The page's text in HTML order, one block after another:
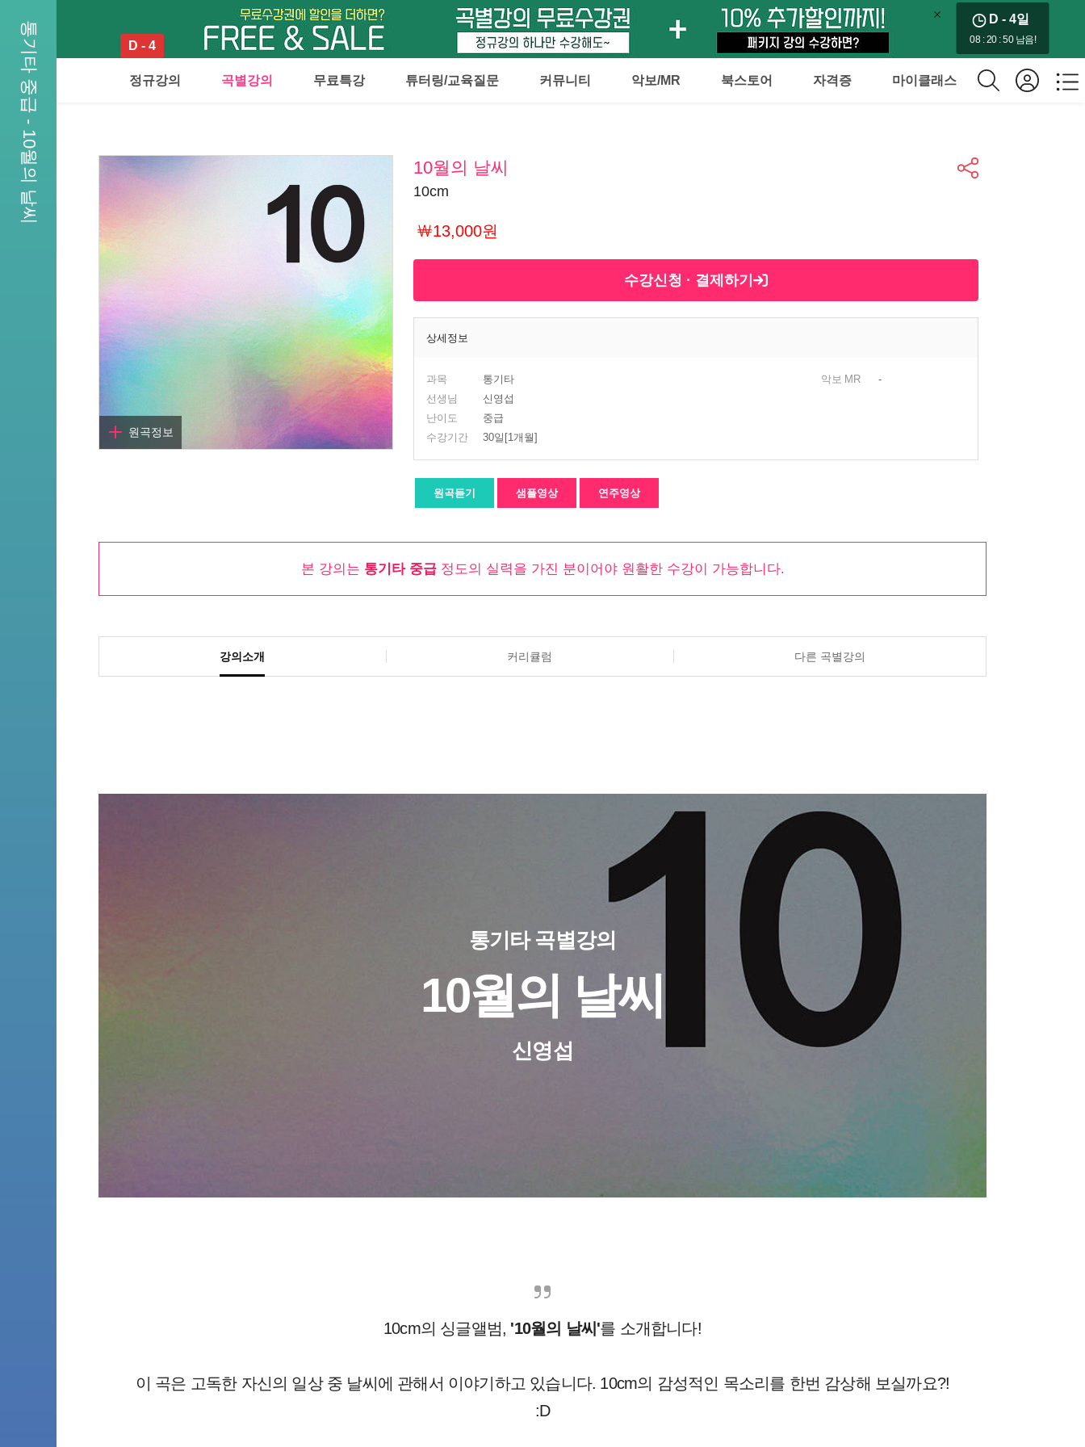
D - 4
D - 4일
08 : 20 : 48 남음!
정규강의 곡별강의 무료특강 튜터링/교육질문 커뮤니티 악보/MR 북스토어 자격증 마이클래스
통기타 중급 - 10월의 날씨
원곡정보
원곡듣기
10월의 날씨
10cm
￦13,000원
수강신청 · 결제하기
상세정보
과목
통기타
선생님
신영섭
난이도
중급
수강기간
30일[1개월]
악보 MR -
원곡듣기 샘플영상 연주영상
본 강의는 통기타 중급정도의 실력을 가진 분이어야 원활한 수강이 가능합니다.
강의소개 커리큘럼 다른 곡별강의
통기타 곡별강의
10월의 날씨
신영섭
10cm의 싱글앨범, '10월의 날씨'를 소개합니다!
이 곡은 고독한 자신의 일상 중 날씨에 관해서 이야기하고 있습니다. 10cm의 감성적인 목소리를 한번 감상해 보실까요?!
:D